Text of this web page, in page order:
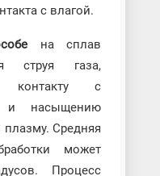
с влагой.
на сплав
струя газа,
контакту с
и насыщению
плазму. Средняя
может
Процесс